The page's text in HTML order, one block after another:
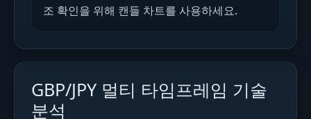
조 확인을 위해 캔들 차트를 사용하세요.
GBP/JPY 멀티 타임프레임 기술
분석